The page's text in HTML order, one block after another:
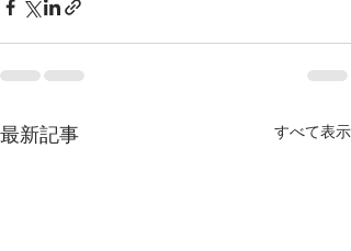
最新記事 すべて表示